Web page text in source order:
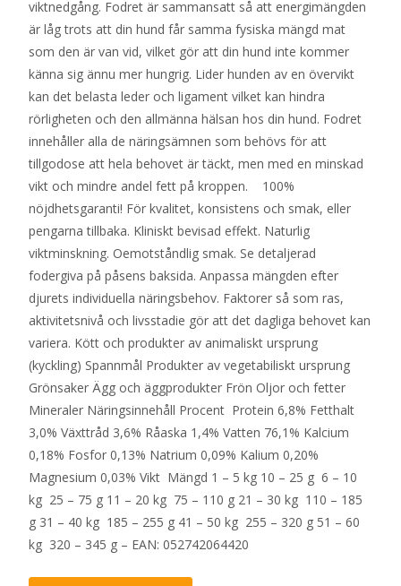
viktnedgång. Fodret är sammansatt så att energimängden
är låg trots att din hund får samma fysiska mängd mat
som den är van vid, vilket gör att din hund inte kommer
känna sig ännu mer hungrig. Lider hunden av en övervikt
kan det belasta leder och ligament vilket kan hindra
rörligheten och den allmänna hälsan hos din hund. Fodret
innehåller alla de näringsämnen som behövs för att
tillgodose att hela behovet är täckt, men med en minskad
vikt och mindre andel fett på kroppen. 100%
nöjdhetsgaranti! För kvalitet, konsistens och smak, eller
pengarna tillbaka. Kliniskt bevisad effekt. Naturlig
viktminskning. Oemotståndlig smak. Se detaljerad
fodergiva på påsens baksida. Anpassa mängden efter
djurets individuella näringsbehov. Faktorer så som ras,
aktivitetsnivå och livsstadie gör att det dagliga behovet kan
variera. Kött och produkter av animaliskt ursprung
(kyckling) Spannmål Produkter av vegetabiliskt ursprung
Grönsaker Ägg och äggprodukter Frön Oljor och fetter
Mineraler Näringsinnehåll Procent Protein 6,8% Fetthalt
3,0% Växttråd 3,6% Råaska 1,4% Vatten 76,1% Kalcium
0,18% Fosfor 0,13% Natrium 0,09% Kalium 0,20%
Magnesium 0,03% Vikt Mängd 1 – 5 kg 10 – 25 g 6 – 10
kg 25 – 75 g 11 – 20 kg 75 – 110 g 21 – 30 kg 110 – 185
g 31 – 40 kg 185 – 255 g 41 – 50 kg 255 – 320 g 51 – 60
kg 320 – 345 g – EAN: 052742064420